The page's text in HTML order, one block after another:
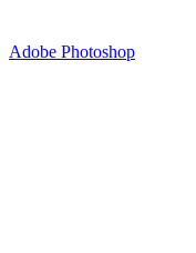
Adobe Photoshop